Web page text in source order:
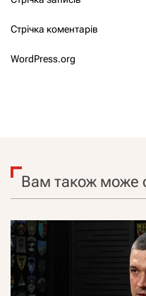
Стрічка коментарів
WordPress.org
Вам також може